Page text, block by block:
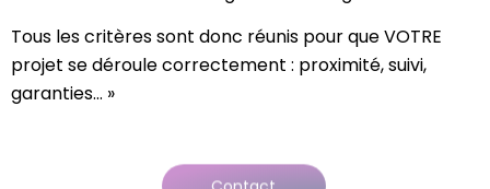
Tous les critères sont donc réunis pour que VOTRE
projet se déroule correctement : proximité, suivi,
garanties… »
Contact